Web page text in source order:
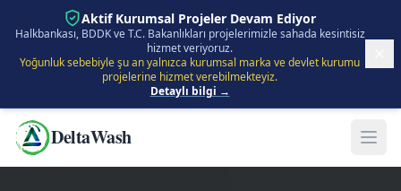
İçeriğe Atla Aktif Kurumsal Projeler Devam Ediyor
Halkbankası, BDDK ve T.C. Bakanlıkları projelerimizle sahada kesintisiz
hizmet veriyoruz.
Yoğunluk sebebiyle şu an yalnızca kurumsal marka ve devlet kurumu
projelerine hizmet verebilmekteyiz.
Detaylı bilgi →
DeltaWash